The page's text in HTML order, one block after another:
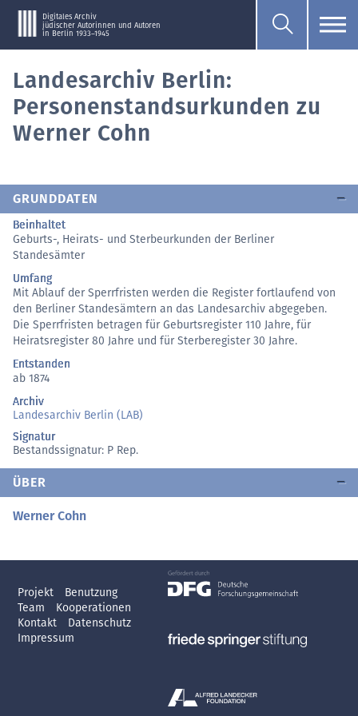
Digitales Archiv
jüdischer Autorinnen und Autoren
in Berlin 1933–1945
Landesarchiv Berlin:
Personenstandsurkunden zu
Werner Cohn
GRUNDDATEN
Beinhaltet
Geburts-, Heirats- und Sterbeurkunden der Berliner
Standesämter
Umfang
Mit Ablauf der Sperrfristen werden die Register fortlaufend von
den Berliner Standesämtern an das Landesarchiv abgegeben.
Die Sperrfristen betragen für Geburtsregister 110 Jahre, für
Heiratsregister 80 Jahre und für Sterberegister 30 Jahre.
Entstanden
ab 1874
Archiv
Landesarchiv Berlin (LAB)
Signatur
Bestandssignatur: P Rep.
ÜBER
Werner Cohn
Projekt
Benutzung
Team
Kooperationen
Kontakt
Datenschutz
Impressum